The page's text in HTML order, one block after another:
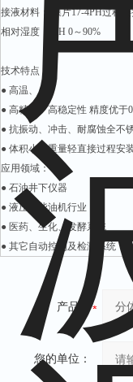
接液材料： 膜片17-4PH过程
相对湿度： RH 0～90%
技术特点：
● 高温、
● 高精度、高稳定性 精度优于
● 抗振动、冲击、耐腐蚀全不
● 体积小、重量轻直接过程安
应用领域：
● 石油井下仪器
● 液压、柴油机行业
● 医药、生化、发酵系统
● 其它自动控制及检测系统
产品：
您的单位：